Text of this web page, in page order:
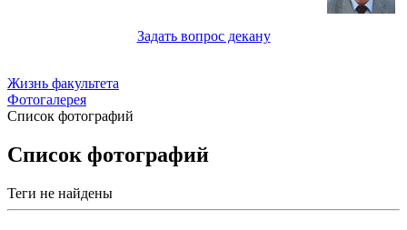
Задать вопрос декану
Жизнь факультета
Фотогалерея
Список фотографий
Список фотографий
Теги не найдены